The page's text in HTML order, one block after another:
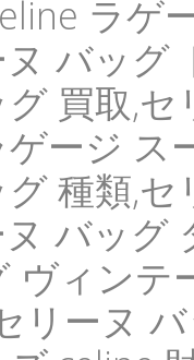
ラゲ
バッグ
買取,
ゲージ ス
種類,
バッグ
ヴィンテ
リーヌ